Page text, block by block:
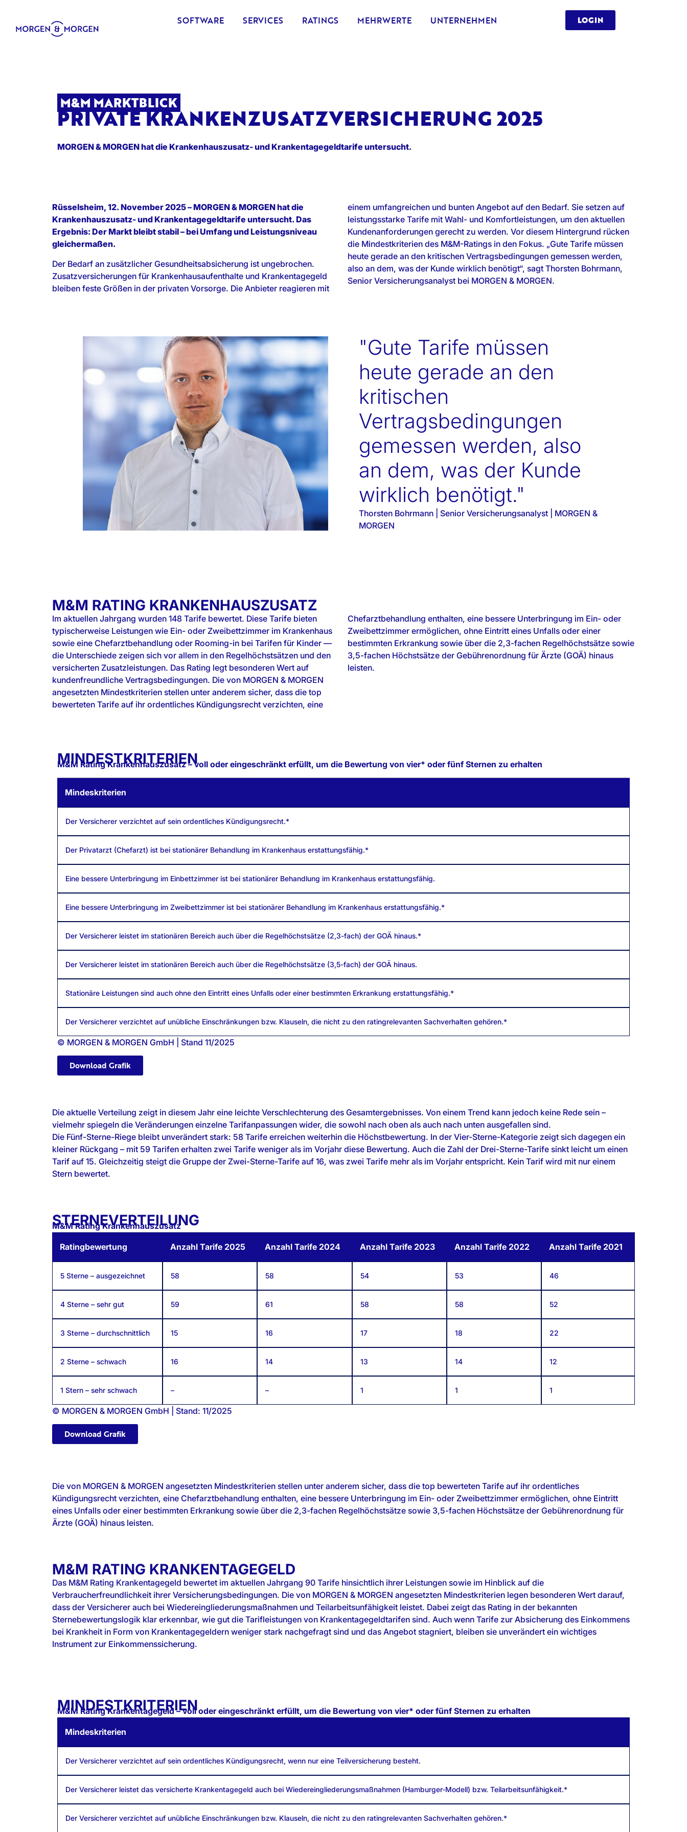
SOFTWARE SERVICES RATINGS MEHRWERTE UNTERNEHMEN LOGIN
M&M MARKTBLICK
PRIVATE KRANKENZUSATZVERSICHERUNG 2025
MORGEN & MORGEN hat die Krankenhauszusatz- und Krankentagegeldtarife untersucht.
Rüsselsheim, 12. November 2025 – MORGEN & MORGEN hat die
Krankenhauszusatz- und Krankentagegeldtarife untersucht. Das
Ergebnis: Der Markt bleibt stabil – bei Umfang und Leistungsniveau
gleichermaßen.
Der Bedarf an zusätzlicher Gesundheitsabsicherung ist ungebrochen.
Zusatzversicherungen für Krankenhausaufenthalte und Krankentagegeld
bleiben feste Größen in der privaten Vorsorge. Die Anbieter reagieren mit
einem umfangreichen und bunten Angebot auf den Bedarf. Sie setzen auf
leistungsstarke Tarife mit Wahl- und Komfortleistungen, um den aktuellen
Kundenanforderungen gerecht zu werden. Vor diesem Hintergrund rücken
die Mindestkriterien des M&M-Ratings in den Fokus. „Gute Tarife müssen
heute gerade an den kritischen Vertragsbedingungen gemessen werden,
also an dem, was der Kunde wirklich benötigt“, sagt Thorsten Bohrmann,
Senior Versicherungsanalyst bei MORGEN & MORGEN.
"Gute Tarife müssen
heute gerade an den
kritischen
Vertragsbedingungen
gemessen werden, also
an dem, was der Kunde
wirklich benötigt."
Thorsten Bohrmann | Senior Versicherungsanalyst | MORGEN &
MORGEN
M&M RATING KRANKENHAUSZUSATZ
Im aktuellen Jahrgang wurden 148 Tarife bewertet. Diese Tarife bieten
typischerweise Leistungen wie Ein- oder Zweibettzimmer im Krankenhaus
sowie eine Chefarztbehandlung oder Rooming-in bei Tarifen für Kinder —
die Unterschiede zeigen sich vor allem in den Regelhöchstsätzen und den
versicherten Zusatzleistungen. Das Rating legt besonderen Wert auf
kundenfreundliche Vertragsbedingungen. Die von MORGEN & MORGEN
angesetzten Mindestkriterien stellen unter anderem sicher, dass die top
bewerteten Tarife auf ihr ordentliches Kündigungsrecht verzichten, eine
Chefarztbehandlung enthalten, eine bessere Unterbringung im Ein- oder
Zweibettzimmer ermöglichen, ohne Eintritt eines Unfalls oder einer
bestimmten Erkrankung sowie über die 2,3-fachen Regelhöchstsätze sowie
3,5-fachen Höchstsätze der Gebührenordnung für Ärzte (GOÄ) hinaus
leisten.
MINDESTKRITERIEN
M&M Rating Krankenhauszusatz – voll oder eingeschränkt erfüllt, um die Bewertung von vier* oder fünf Sternen zu erhalten
Mindeskriterien
Der Versicherer verzichtet auf sein ordentliches Kündigungsrecht.*
Der Privatarzt (Chefarzt) ist bei stationärer Behandlung im Krankenhaus erstattungsfähig.*
Eine bessere Unterbringung im Einbettzimmer ist bei stationärer Behandlung im Krankenhaus erstattungsfähig.
Eine bessere Unterbringung im Zweibettzimmer ist bei stationärer Behandlung im Krankenhaus erstattungsfähig.*
Der Versicherer leistet im stationären Bereich auch über die Regelhöchstsätze (2,3-fach) der GOÄ hinaus.*
Der Versicherer leistet im stationären Bereich auch über die Regelhöchstsätze (3,5-fach) der GOÄ hinaus.
Stationäre Leistungen sind auch ohne den Eintritt eines Unfalls oder einer bestimmten Erkrankung erstattungsfähig.*
Der Versicherer verzichtet auf unübliche Einschränkungen bzw. Klauseln, die nicht zu den ratingrelevanten Sachverhalten gehören.*
© MORGEN & MORGEN GmbH | Stand 11/2025
Download Grafik
Die aktuelle Verteilung zeigt in diesem Jahr eine leichte Verschlechterung des Gesamtergebnisses. Von einem Trend kann jedoch keine Rede sein –
vielmehr spiegeln die Veränderungen einzelne Tarifanpassungen wider, die sowohl nach oben als auch nach unten ausgefallen sind.
Die Fünf-Sterne-Riege bleibt unverändert stark: 58 Tarife erreichen weiterhin die Höchstbewertung. In der Vier-Sterne-Kategorie zeigt sich dagegen ein
kleiner Rückgang – mit 59 Tarifen erhalten zwei Tarife weniger als im Vorjahr diese Bewertung. Auch die Zahl der Drei-Sterne-Tarife sinkt leicht um einen
Tarif auf 15. Gleichzeitig steigt die Gruppe der Zwei-Sterne-Tarife auf 16, was zwei Tarife mehr als im Vorjahr entspricht. Kein Tarif wird mit nur einem
Stern bewertet.
STERNEVERTEILUNG
M&M Rating Krankenhauszusatz
Ratingbewertung Anzahl Tarife 2025 Anzahl Tarife 2024 Anzahl Tarife 2023 Anzahl Tarife 2022 Anzahl Tarife 2021
5 Sterne – ausgezeichnet 58 58 54 53 46
4 Sterne – sehr gut 59 61 58 58 52
3 Sterne – durchschnittlich 15 16 17 18 22
2 Sterne – schwach 16 14 13 14 12
1 Stern – sehr schwach – – 1 1 1
© MORGEN & MORGEN GmbH | Stand: 11/2025
Download Grafik
Die von MORGEN & MORGEN angesetzten Mindestkriterien stellen unter anderem sicher, dass die top bewerteten Tarife auf ihr ordentliches
Kündigungsrecht verzichten, eine Chefarztbehandlung enthalten, eine bessere Unterbringung im Ein- oder Zweibettzimmer ermöglichen, ohne Eintritt
eines Unfalls oder einer bestimmten Erkrankung sowie über die 2,3-fachen Regelhöchstsätze sowie 3,5-fachen Höchstsätze der Gebührenordnung für
Ärzte (GOÄ) hinaus leisten.
M&M RATING KRANKENTAGEGELD
Das M&M Rating Krankentagegeld bewertet im aktuellen Jahrgang 90 Tarife hinsichtlich ihrer Leistungen sowie im Hinblick auf die
Verbraucherfreundlichkeit ihrer Versicherungsbedingungen. Die von MORGEN & MORGEN angesetzten Mindestkriterien legen besonderen Wert darauf,
dass der Versicherer auch bei Wiedereingliederungsmaßnahmen und Teilarbeitsunfähigkeit leistet. Dabei zeigt das Rating in der bekannten
Sternebewertungslogik klar erkennbar, wie gut die Tarifleistungen von Krankentagegeldtarifen sind. Auch wenn Tarife zur Absicherung des Einkommens
bei Krankheit in Form von Krankentagegeldern weniger stark nachgefragt sind und das Angebot stagniert, bleiben sie unverändert ein wichtiges
Instrument zur Einkommenssicherung.
MINDESTKRITERIEN
M&M Rating Krankentagegeld – voll oder eingeschränkt erfüllt, um die Bewertung von vier* oder fünf Sternen zu erhalten
Mindeskriterien
Der Versicherer verzichtet auf sein ordentliches Kündigungsrecht, wenn nur eine Teilversicherung besteht.
Der Versicherer leistet das versicherte Krankentagegeld auch bei Wiedereingliederungsmaßnahmen (Hamburger-Modell) bzw. Teilarbeitsunfähigkeit.*
Der Versicherer verzichtet auf unübliche Einschränkungen bzw. Klauseln, die nicht zu den ratingrelevanten Sachverhalten gehören.*